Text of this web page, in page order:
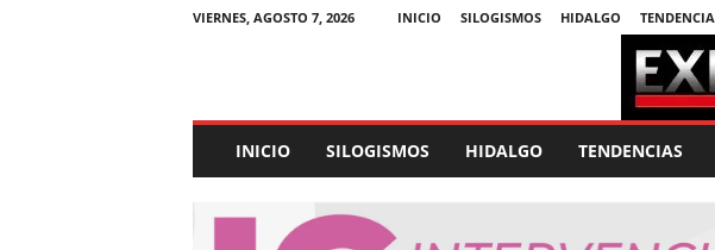
VIERNES, AGOSTO 7, 2026 INICIO SILOGISMOS HIDALGO
p
e
INICIO SILOGISMOS HIDALGO TENDENCIAS